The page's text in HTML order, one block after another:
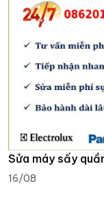
Sửa máy sấy
16/08